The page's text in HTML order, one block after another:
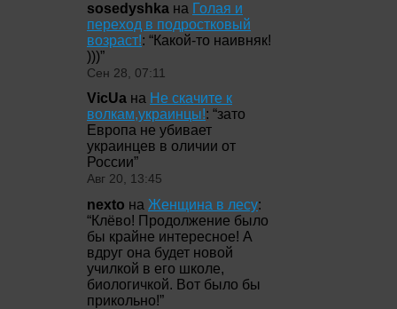
sosedyshka на Голая и
переход в подростковый
возраст!: “Какой-то наивняк!
)))”
Сен 28, 07:11
VicUa на Не скачите к
волкам,украинцы!: “зато
Европа не убивает
украинцев в оличии от
России”
Авг 20, 13:45
nexto на Женщина в лесу:
“Клёво! Продолжение было
бы крайне интересное! А
вдруг она будет новой
училкой в его школе,
биологичкой. Вот было бы
прикольно!”